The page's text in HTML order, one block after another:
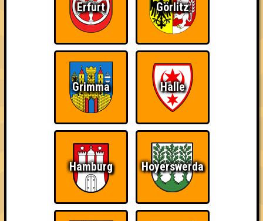
The Last of Us
Schon wieder zum
Wiederzehn macht
Quizveteran
Wir sind immer bei
Nerven aus Stahl
Erfurt Görlitz
Grimma Halle
Hamburg Hoyerswerda